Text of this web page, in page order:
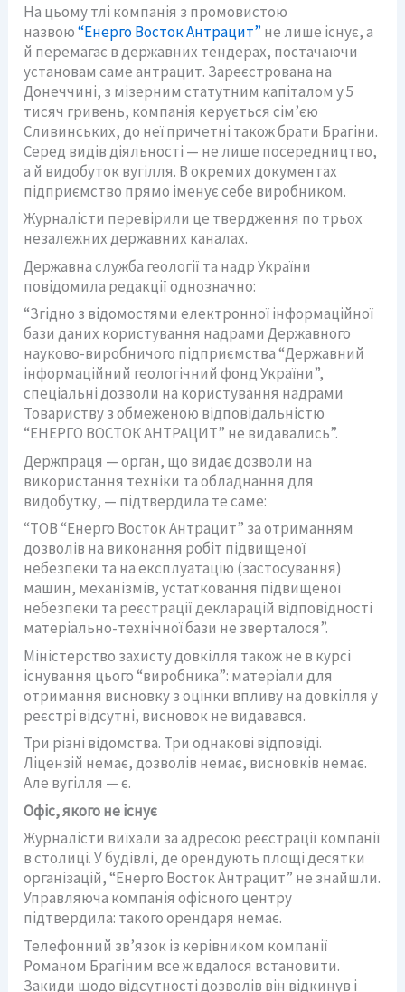
На цьому тлі компанія з промовистою
назвою“Енерго Восток Антрацит” не лише існує, а
й перемагає в державних тендерах, постачаючи
установам саме антрацит. Зареєстрована на
Донеччині, з мізерним статутним капіталом у 5
тисяч гривень, компанія керується сім’єю
Сливинських, до неї причетні також брати Брагіни.
Серед видів діяльності — не лише посередництво,
а й видобуток вугілля. В окремих документах
підприємство прямо іменує себе виробником.
Журналісти перевірили це твердження по трьох
незалежних державних каналах.
Державна служба геології та надр України
повідомила редакції однозначно:
“Згідно з відомостями електронної інформаційної
бази даних користування надрами Державного
науково-виробничого підприємства “Державний
інформаційний геологічний фонд України”,
спеціальні дозволи на користування надрами
Товариству з обмеженою відповідальністю
“ЕНЕРГО ВОСТОК АНТРАЦИТ” не видавались”.
Держпраця — орган, що видає дозволи на
використання техніки та обладнання для
видобутку, — підтвердила те саме:
“ТОВ “Енерго Восток Антрацит” за отриманням
дозволів на виконання робіт підвищеної
небезпеки та на експлуатацію (застосування)
машин, механізмів, устатковання підвищеної
небезпеки та реєстрації декларацій відповідності
матеріально-технічної бази не зверталося”.
Міністерство захисту довкілля також не в курсі
існування цього “виробника”: матеріали для
отримання висновку з оцінки впливу на довкілля у
реєстрі відсутні, висновок не видавався.
Три різні відомства. Три однакові відповіді.
Ліцензій немає, дозволів немає, висновків немає.
Але вугілля — є.
Офіс, якого не існує
Журналісти виїхали за адресою реєстрації компанії
в столиці. У будівлі, де орендують площі десятки
організацій, “Енерго Восток Антрацит” не знайшли.
Управляюча компанія офісного центру
підтвердила: такого орендаря немає.
Телефонний зв’язок із керівником компанії
Романом Брагіним все ж вдалося встановити.
Закиди щодо відсутності дозволів він відкинув і